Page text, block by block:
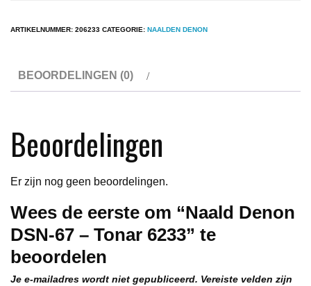
Tonar
ARTIKELNUMMER: 206233 CATEGORIE: NAALDEN DENON
BEOORDELINGEN (0)
Beoordelingen
Er zijn nog geen beoordelingen.
Wees de eerste om “Naald Denon
DSN-67 – Tonar 6233” te
beoordelen
Je e-mailadres wordt niet gepubliceerd. Vereiste velden zijn